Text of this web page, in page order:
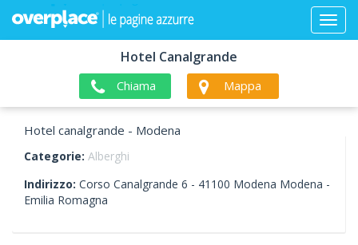
Hotel Canalgrande
Chiama Mappa
Hotel canalgrande - Modena
Categorie: Alberghi
Indirizzo: Corso Canalgrande 6 - 41100 Modena Modena -
Emilia Romagna